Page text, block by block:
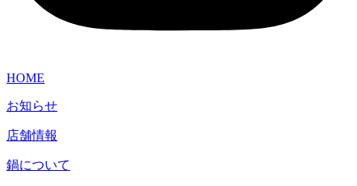
HOME
お知らせ
店舗情報
鍋について